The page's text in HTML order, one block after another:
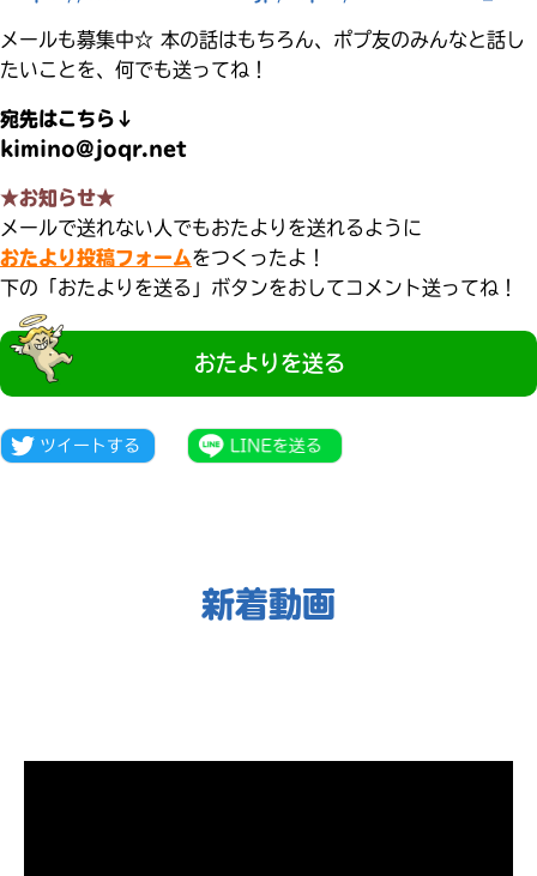
できる掲示板
メールも募集中☆ 本の話はもちろん、ポプ友のみんなと話し
たいことを、何でも送ってね！
宛先はこちら↓
kimino@joqr.net
★お知らせ★
メールで送れない人でもおたよりを送れるように
おたより投稿フォームをつくったよ！
下の「おたよりを送る」ボタンをおしてコメント送ってね！
おたよりを送る
新着動画